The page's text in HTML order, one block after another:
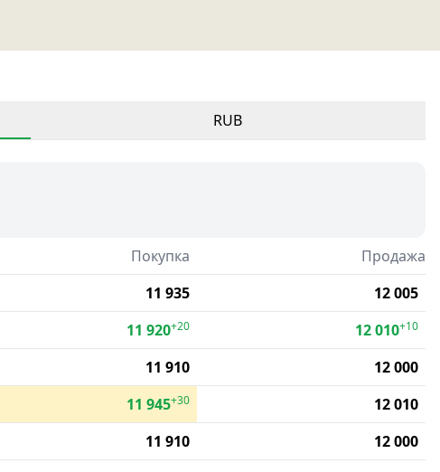
RUB
Покупка
Продажа
11 935
12 005
11 920+20 12 010+10
11 910
12 000
11 945+30
12 010
11 910
12 000